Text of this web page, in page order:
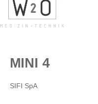
springen
MINI 4
SIFI SpA